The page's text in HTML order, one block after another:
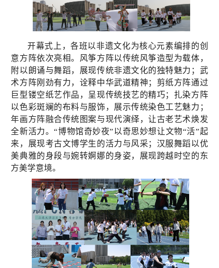
开幕式上，各班以非遗文化为核心元素编排的创
意方阵依次亮相。风筝方阵以传统风筝造型为载体，
附以朗诵与舞蹈，展现传统非遗文化的独特魅力；武
术方阵刚劲有力，诠释中华武道精神；剪纸方阵通过
巨型镂空纸艺作品，呈现传统技艺的精巧；扎染方阵
以色彩斑斓的布料与服饰，展示传统染色工艺魅力；
年画方阵融合传统图案与现代演绎，让古老艺术焕发
全新活力。“博物馆奇妙夜”以奇思妙想让文物“活”起
来，展现考古文博学生的活力与风采；汉服舞蹈以优
美典雅的身段与婉转婀娜的身姿，展现跨越时空的东
方美学意境。